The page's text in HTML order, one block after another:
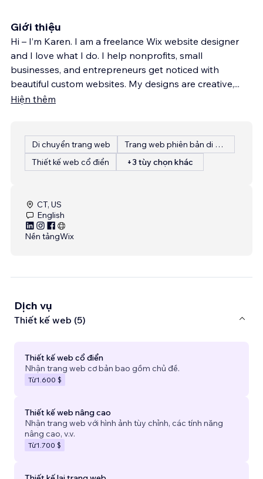
Giới thiệu
Hi – I’m Karen. I am a freelance Wix website designer
and I love what I do. I help nonprofits, small
businesses, and entrepreneurs get noticed with
beautiful custom websites. My designs are creative,...
Hiện thêm
Di chuyển trang web
Trang web phiên bản di động
Thiết kế web cổ điển
+3 tùy chọn khác
CT, US
English
Nền tảngWix
Dịch vụ
Thiết kế web (5)
Thiết kế web cổ điển
Nhận trang web cơ bản bao gồm chủ đề.
Từ1.600 $
Thiết kế web nâng cao
Nhận trang web với hình ảnh tùy chỉnh, các tính năng
nâng cao, v.v.
Từ1.700 $